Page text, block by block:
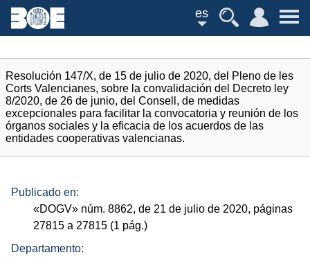
es
Resolución 147/X, de 15 de julio de 2020, del Pleno de les
Corts Valencianes, sobre la convalidación del Decreto ley
8/2020, de 26 de junio, del Consell, de medidas
excepcionales para facilitar la convocatoria y reunión de los
órganos sociales y la eficacia de los acuerdos de las
entidades cooperativas valencianas.
Publicado en:
«DOGV» núm. 8862, de 21 de julio de 2020, páginas
27815 a 27815 (1 pág.)
Departamento: